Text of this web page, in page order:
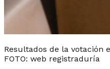
Resultados de la votación
FOTO: web registraduría